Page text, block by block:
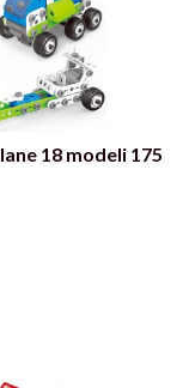
18 modeli 175